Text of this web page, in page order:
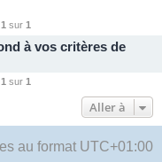
1 sur 1
à vos critères de
1 sur 1
Aller à
au format UTC+01:00